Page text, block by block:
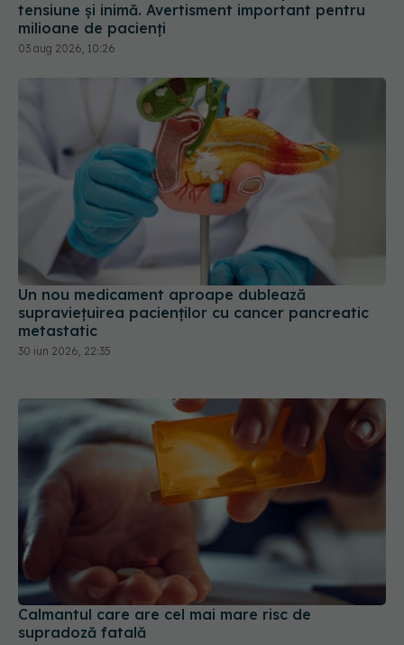
tensiune și inimă. Avertisment important pentru
milioane de pacienți
03 aug 2026, 10:26
Un nou medicament aproape dublează
supraviețuirea pacienților cu cancer pancreatic
metastatic
30 iun 2026, 22:35
Calmantul care are cel mai mare risc de
supradoză fatală